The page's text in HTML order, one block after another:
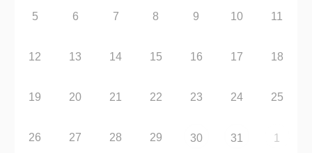
5 6 7 8 9 10 11
12 13 14 15 16 17 18
19 20 21 22 23 24 25
26 27 28 29 30 31 1